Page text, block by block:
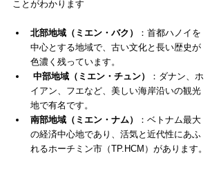
ことがわかります
北部地域（ミエン・バク）
：首都ハノイを
中心とする地域で、古い文化と長い歴史が
色濃く残っています。
中部地域（ミエン・チュン）
：ダナン、ホ
イアン、フエなど、美しい海岸沿いの観光
地で有名です。
南部地域（ミエン・ナム）
：ベトナム最大
の経済中心地であり、活気と近代性にあふ
れるホーチミン市（TP.HCM）があります。